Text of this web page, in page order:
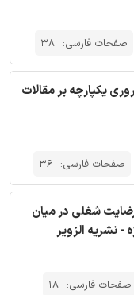
صفحات فارسی: 38
یکپارچه بر مقالات
صفحات فارسی: 36
شغلی در میان
نشریه الزویر
صفحات فارسی: 18